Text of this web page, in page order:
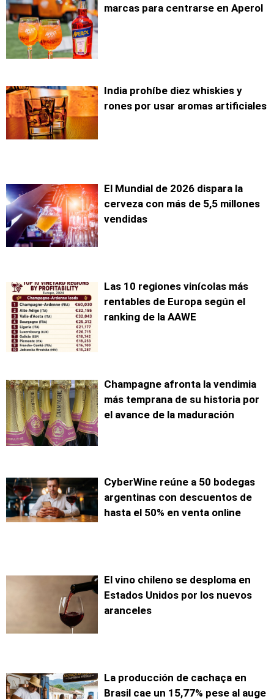
marcas para centrarse en Aperol
India prohíbe diez whiskies y
rones por usar aromas artificiales
El Mundial de 2026 dispara la
cerveza con más de 5,5 millones
vendidas
Las 10 regiones vinícolas más
rentables de Europa según el
ranking de la AAWE
Champagne afronta la vendimia
más temprana de su historia por
el avance de la maduración
CyberWine reúne a 50 bodegas
argentinas con descuentos de
hasta el 50% en venta online
El vino chileno se desploma en
Estados Unidos por los nuevos
aranceles
La producción de cachaça en
Brasil cae un 15,77% pese al auge